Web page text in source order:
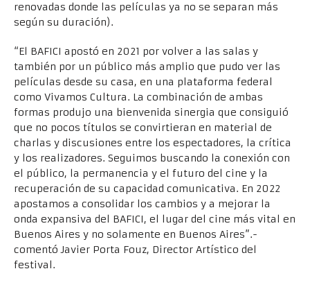
renovadas donde las películas ya no se separan más
según su duración).
“El BAFICI apostó en 2021 por volver a las salas y
también por un público más amplio que pudo ver las
películas desde su casa, en una plataforma federal
como Vivamos Cultura. La combinación de ambas
formas produjo una bienvenida sinergia que consiguió
que no pocos títulos se convirtieran en material de
charlas y discusiones entre los espectadores, la crítica
y los realizadores. Seguimos buscando la conexión con
el público, la permanencia y el futuro del cine y la
recuperación de su capacidad comunicativa. En 2022
apostamos a consolidar los cambios y a mejorar la
onda expansiva del BAFICI, el lugar del cine más vital en
Buenos Aires y no solamente en Buenos Aires”.-
comentó Javier Porta Fouz, Director Artístico del
festival.